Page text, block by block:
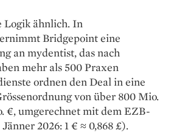
Logik ähnlich. In
Bridgepoint eine
an mydentist, das nach
mehr als 500 Praxen
ordnen den Deal in eine
von über 800 Mio.
€, umgerechnet mit dem EZB-
2026: 1 € ≈ 0,868 £).